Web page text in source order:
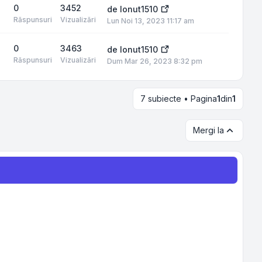
0
Răspunsuri
3452
Vizualizări
de Ionut1510
Lun Noi 13, 2023 11:17 am
0
Răspunsuri
3463
Vizualizări
de Ionut1510
Dum Mar 26, 2023 8:32 pm
7 subiecte • Pagina1din1
Mergi la